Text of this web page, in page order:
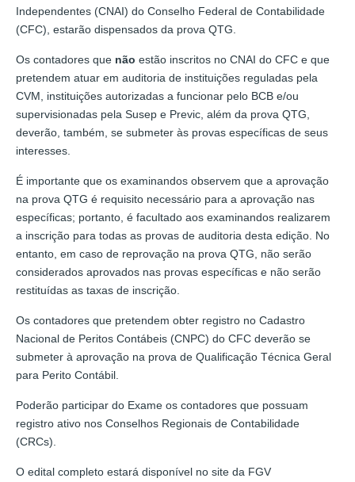
Independentes (CNAI) do Conselho Federal de Contabilidade
(CFC), estarão dispensados da prova QTG.
Os contadores que não estão inscritos no CNAI do CFC e que
pretendem atuar em auditoria de instituições reguladas pela
CVM, instituições autorizadas a funcionar pelo BCB e/ou
supervisionadas pela Susep e Previc, além da prova QTG,
deverão, também, se submeter às provas específicas de seus
interesses.
É importante que os examinandos observem que a aprovação
na prova QTG é requisito necessário para a aprovação nas
específicas; portanto, é facultado aos examinandos realizarem
a inscrição para todas as provas de auditoria desta edição. No
entanto, em caso de reprovação na prova QTG, não serão
considerados aprovados nas provas específicas e não serão
restituídas as taxas de inscrição.
Os contadores que pretendem obter registro no Cadastro
Nacional de Peritos Contábeis (CNPC) do CFC deverão se
submeter à aprovação na prova de Qualificação Técnica Geral
para Perito Contábil.
Poderão participar do Exame os contadores que possuam
registro ativo nos Conselhos Regionais de Contabilidade
(CRCs).
O edital completo estará disponível no site da FGV